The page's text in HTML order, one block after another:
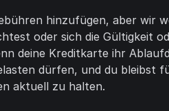
hinzufügen, aber wir
oder sich die Gültigkeit
deine Kreditkarte ihr
dürfen, und du bleibst
aktuell zu halten.